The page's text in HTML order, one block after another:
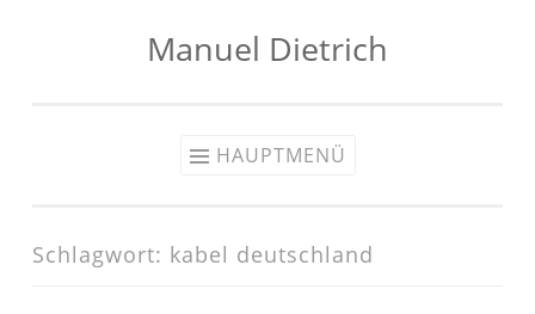
Manuel Dietrich
HAUPTMENÜ
Schlagwort: kabel deutschland